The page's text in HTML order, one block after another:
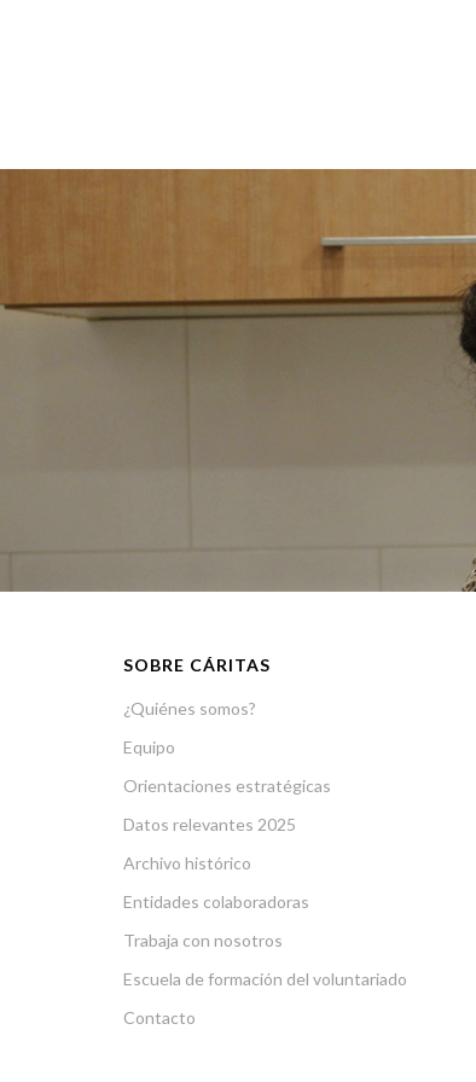
SOBRE CÁRITAS
¿Quiénes somos?
Equipo
Orientaciones estratégicas
Datos relevantes 2025
Archivo histórico
Entidades colaboradoras
Trabaja con nosotros
Escuela de formación del voluntariado
Contacto